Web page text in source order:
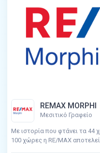
REMAX MORPHI
Μεσιτικό Γραφείο
Με ιστορία που φτάνει τα 44
100 χώρες η RE/MAX